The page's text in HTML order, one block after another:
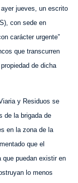
jueves, un escrito
con sede en
carácter urgente”
que transcurren
de dicha
y Residuos se
de la brigada de
en la zona de la
que el
que puedan existir en
lo menos